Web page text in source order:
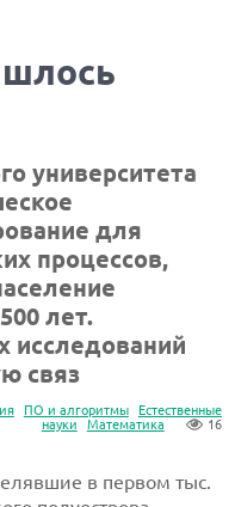
университета
для
процессов,
лет.
исследований
связ
ПО и алгоритмы
Естественные
науки
Математика
16
в первом тыс.